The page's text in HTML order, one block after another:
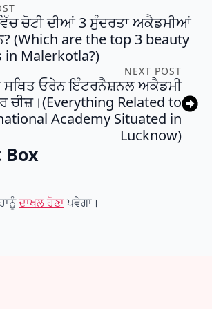
ਚੋਟੀ ਦੀਆਂ 3 ਸੁੰਦਰਤਾ ਅਕੈਡਮੀਆਂ
(Which are the top 3 beauty
in Malerkotla?)
NEXT POST
ਸਥਿਤ ਓਰੇਨ ਇੰਟਰਨੈਸ਼ਨਲ ਅਕੈਡਮੀ
ਚੀਜ਼।(Everything Related to
Academy Situated in
Lucknow)
Box
ਦਾਖਲ ਹੋਣਾਪਵੇਗਾ।